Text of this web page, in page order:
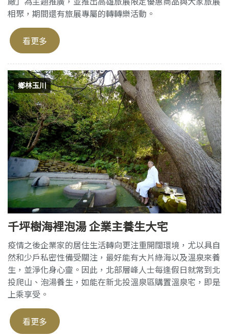
相聚，期間還有旅展專屬的轉轉樂活動。
看更多
鄉林玉川
千坪樹海裡泡湯 企業主養生大宅
疫情之後企業家的居住生活轉向更注重開闊環境，尤以具自
然和少戶私密性備受關注，最好能有大片綠海以及溫泉來養
生，並淨化身心靈。因此，北部層峰人士每逢假日就常到北
投爬山、泡湯養生，如能在新北投溫泉區購置溫泉宅，即是
上乘享受。
看更多